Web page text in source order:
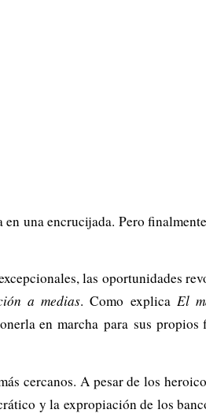
una encrucijada. Pero
las oportunidades
a medias. Como explicaEl
en marcha para sus propios
cercanos. A pesar de los
y la expropiación de los